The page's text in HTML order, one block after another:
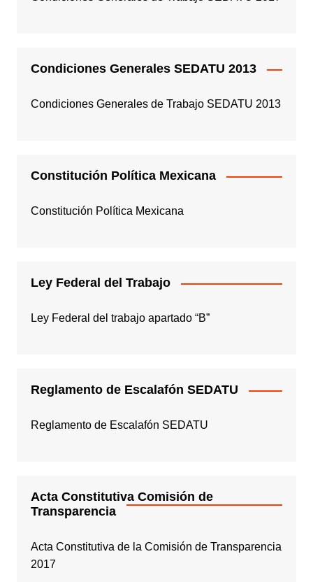
Condiciones Generales SEDATU 2013
Condiciones Generales de Trabajo SEDATU 2013
Constitución Política Mexicana
Constitución Política Mexicana
Ley Federal del Trabajo
Ley Federal del trabajo apartado “B”
Reglamento de Escalafón SEDATU
Reglamento de Escalafón SEDATU
Acta Constitutiva Comisión de
Transparencia
Acta Constitutiva de la Comisión de Transparencia
2017